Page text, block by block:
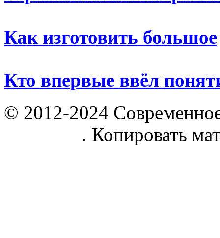
Как изготовить большое
Кто впервые ввёл
© 2012-2024
. Копировать